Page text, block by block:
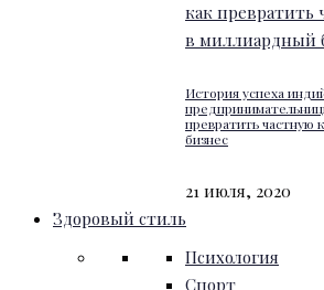
История успеха
превратить частную
бизнес
21 июля, 2020
Здоровый стиль
Психология
Спорт